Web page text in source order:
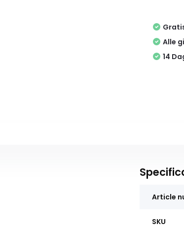
Alle
14
Article
SKU